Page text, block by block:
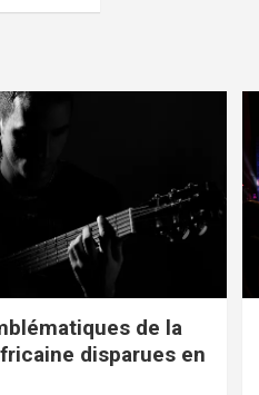
de la
disparues en